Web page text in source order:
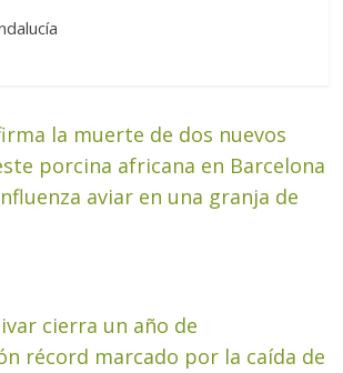
la muerte de dos nuevos
porcina africana en Barcelona
aviar en una granja de
cierra un año de
récord marcado por la caída de